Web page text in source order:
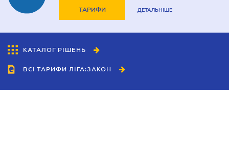
ТАРИФИ ДЕТАЛЬНІШЕ
КАТАЛОГ РІШЕНЬ
ВСІ ТАРИФИ ЛІГА:ЗАКОН